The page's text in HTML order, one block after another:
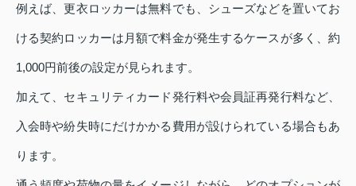
例えば、更衣ロッカーは無料でも、シューズなどを置いてお
ける契約ロッカーは月額で料金が発生するケースが多く、約
1,000円前後の設定が見られます。
加えて、セキュリティカード発行料や会員証再発行料など、
入会時や紛失時にだけかかる費用が設けられている場合もあ
ります。